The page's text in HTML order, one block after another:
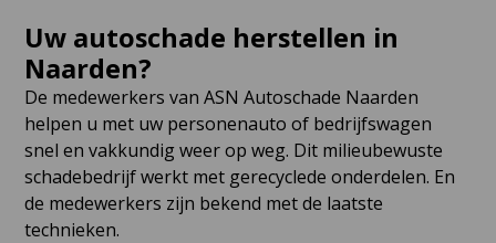
Uw autoschade herstellen in
Naarden?
De medewerkers van ASN Autoschade Naarden
helpen u met uw personenauto of bedrijfswagen
snel en vakkundig weer op weg. Dit milieubewuste
schadebedrijf werkt met gerecyclede onderdelen. En
de medewerkers zijn bekend met de laatste
technieken.